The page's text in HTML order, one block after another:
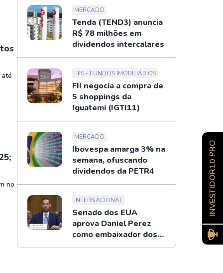
no
MERCADO
Tenda (TEND3) anuncia
R$ 78 milhões em
dividendos intercalares
FIIS - FUNDOS IMOBILIÁRIOS
FII negocia a compra de
5 shoppings da
Iguatemi (IGTI11)
MERCADO
Ibovespa amarga 3% na
semana, ofuscando
dividendos da PETR4
INTERNACIONAL
Senado dos EUA
aprova Daniel Perez
como embaixador dos
EUA no Brasil
INVESTIDOR10 PRO